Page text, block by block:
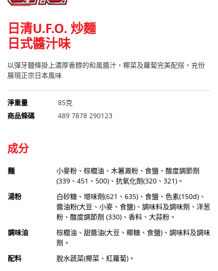
日清U.F.O. 炒麵
日式醬汁味
以彈牙麵條掛上濃厚香醇的和風醬汁，椰菜及蘿蔔完美配搭，充份
展現正宗日本風味
淨重量
85克
商品條碼
489 7878 290123
成分
麵
小麥粉、棕櫚油、木薯澱粉、食鹽、酸度調節劑
(339、451、500)、抗氧化劑(320、321)。
湯粉
白砂糖、增味劑(621、635)、食鹽、色素(150d)、
醬油粉(大豆、小麥、食鹽)、調味料及調味劑、洋葱
粉、酸度調節劑 (330)、香料、大蒜粉。
調味油
棕櫚油、甜醬油(大豆、椰糖、食鹽)、調味料及調味
劑。
配料
脫水蔬菜(椰菜、紅蘿蔔)。